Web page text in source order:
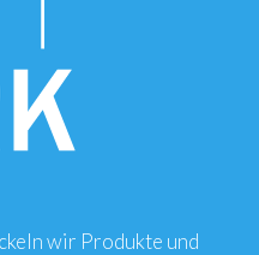
wir Produkte und